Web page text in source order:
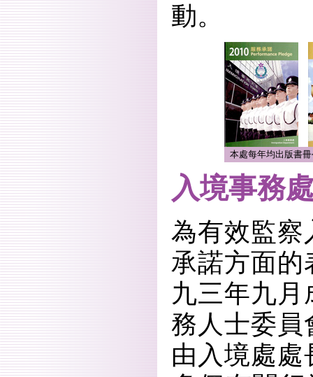
動。
本處每年均出版書
入境事務
為有效監察
承諾方面的
九三年九
務人士委員
由入境處